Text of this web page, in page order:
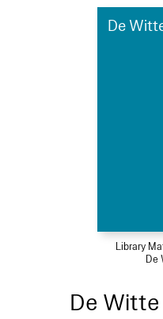
De
Library
De
De Witte